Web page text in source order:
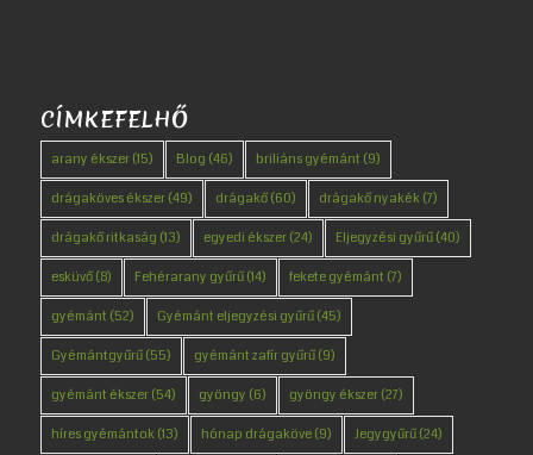
CÍMKEFELHŐ
arany ékszer(15) Blog (46) briliáns gyémánt (9)
drágaköves ékszer(49) drágakő(60) drágakő nyakék(7)
drágakő ritkaság (13) egyedi ékszer(24) Eljegyzési gyűrű(40)
esküvő(8) Fehérarany gyűrű(14) fekete gyémánt (7)
gyémánt (52) Gyémánt eljegyzési gyűrű(45)
Gyémántgyűrű(55) gyémánt zafír gyűrű(9)
gyémánt ékszer(54) gyöngy (6) gyöngy ékszer(27)
híres gyémántok(13) hónap drágaköve(9) Jegygyűrű(24)